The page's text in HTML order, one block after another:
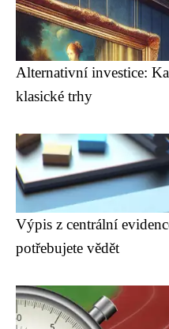
Alternativní investice:
klasické trhy
Výpis z centrální
potřebujete vědět